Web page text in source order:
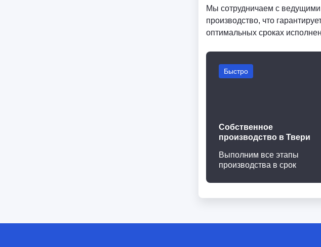
Мы сотрудничаем с
производство, что
оптимальных сроках
Быстро
Собственное
производство в Твери
Выполним все этапы
производства в срок